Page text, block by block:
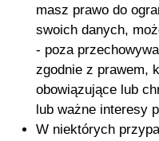
masz prawo do
swoich danych,
- poza
zgodnie z prawem,
obowiązujące lub
lub ważne interesy
W niektórych